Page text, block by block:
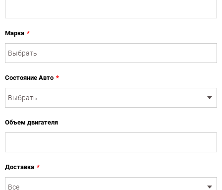
Марка *
Состояние Авто *
Объем двигателя
Доставка *